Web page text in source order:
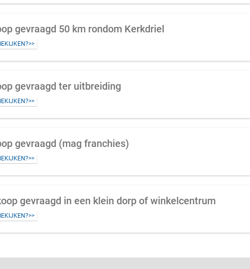
gevraagd 50 km rondom Kerkdriel
gevraagd ter uitbreiding
gevraagd (mag franchies)
gevraagd in een klein dorp of winkelcentrum